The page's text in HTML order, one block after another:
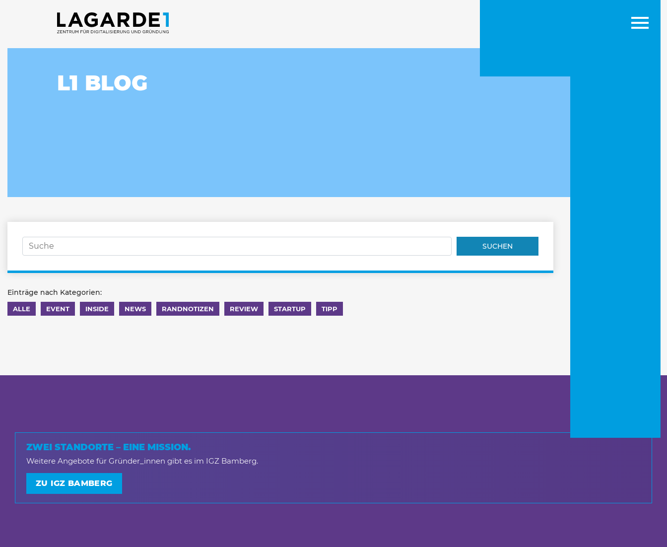
L1 BLOG
Einträge nach Kategorien:
ALLE EVENT INSIDE NEWS RANDNOTIZEN REVIEW STARTUP TIPP
ZWEI STANDORTE – EINE MISSION.
Weitere Angebote für Gründer_innen gibt es im IGZ Bamberg.
ZU IGZ BAMBERG